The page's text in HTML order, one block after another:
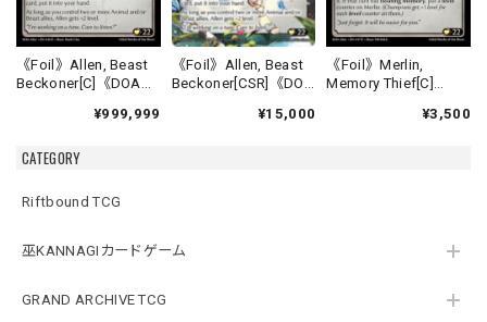
CATEGORY
Riftbound TCG
巫KANNAGIカードゲーム
GRAND ARCHIVE TCG
《Foil》Allen, Beast
Beckoner[C]《DOA
¥999,999
《Foil》Allen, Beast
Beckoner[CSR]《DOA
¥15,000
《Foil》Merlin,
Memory Thief[C]
¥3,500